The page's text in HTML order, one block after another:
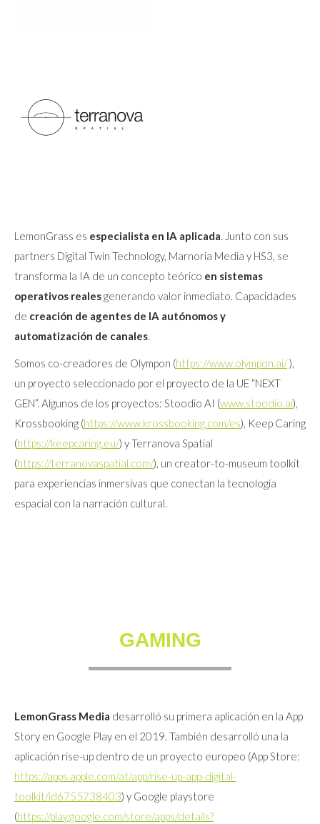
LemonGrass es especialista en IA aplicada. Junto con sus
partners Digital Twin Technology, Marnoria Media y HS3, se
transforma la IA de un concepto teórico en sistemas
operativos realesgenerando valor inmediato. Capacidades
de creación de agentes de IA autónomos y
automatización de canales.
Somos co-creadores de Olympon (https://www.olympon.ai/),
un proyecto seleccionado por el proyecto de la UE “NEXT
GEN”. Algunos de los proyectos: Stoodio AI (www.stoodio.ai),
Krossbooking (https://www.krossbooking.com/es), Keep Caring
(https://keepcaring.eu/) y Terranova Spatial
(https://terranovaspatial.com/), un creator-to-museum toolkit
para experiencias inmersivas que conectan la tecnología
espacial con la narración cultural.
GAMING
LemonGrass Media desarrolló su primera aplicación en la App
Story en Google Play en el 2019. También desarrolló una la
aplicación rise-up dentro de un proyecto europeo (App Store:
https://apps.apple.com/at/app/rise-up-app-digital-
toolkit/id6755738403) y Google playstore
(https://play.google.com/store/apps/details?